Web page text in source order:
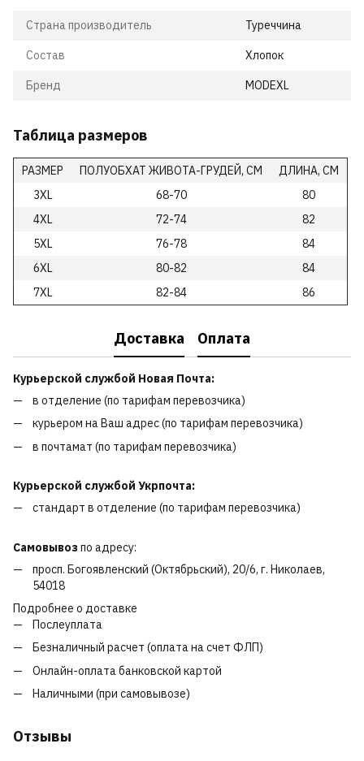
Страна производитель Туреччина
Состав Хлопок
Бренд MODEXL
Таблица размеров
РАЗМЕР ПОЛУОБХАТ ЖИВОТА-ГРУДЕЙ, СМ
ДЛИНА, СМ
3XL
68-70
80
4XL
72-74
82
5XL
76-78
84
6XL
80-82
84
7XL
82-84 86
Доставка Оплата
Курьерской службой Новая Почта:
в отделение (по тарифам перевозчика)
курьером на Ваш адрес (по тарифам перевозчика)
в почтамат (по тарифам перевозчика)
Курьерской службой Укрпочта:
стандарт в отделение (по тарифам перевозчика)
Самовывозпо адресу:
просп. Богоявленский (Октябрьский), 20/6, г. Николаев,
54018
Подробнее о доставке
Послеуплата
Безналичный расчет (оплата на счет ФЛП)
Онлайн-оплата банковской картой
Наличными (при самовывозе)
Отзывы